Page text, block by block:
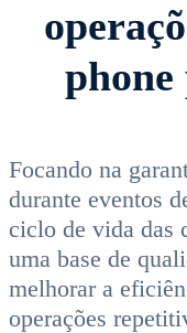
phone
Focando na
durante eventos
ciclo de vida das
uma base de
melhorar a
operações